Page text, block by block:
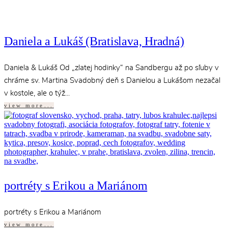
Daniela a Lukáš (Bratislava, Hradná)
Daniela & Lukáš Od „zlatej hodinky“ na Sandbergu až po sľuby v
chráme sv. Martina Svadobný deň s Danielou a Lukášom nezačal
v kostole, ale o týž...
view more...
portréty s Erikou a Mariánom
portréty s Erikou a Mariánom
view more...